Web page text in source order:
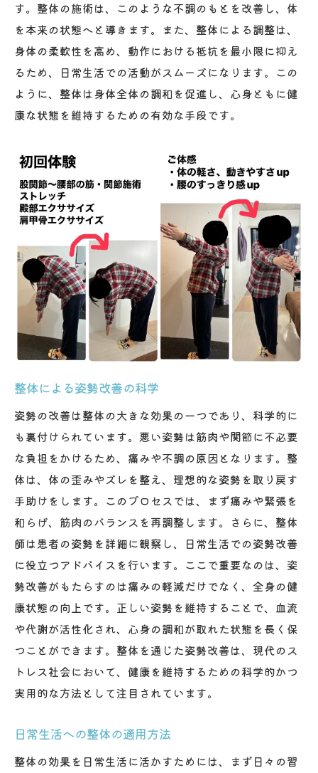
す。整体の施術は、このような不調のもとを改善し、体
を本来の状態へと導きます。また、整体による調整は、
身体の柔軟性を高め、動作における抵抗を最小限に抑え
るため、日常生活での活動がスムーズになります。この
ように、整体は身体全体の調和を促進し、心身ともに健
康な状態を維持するための有効な手段です。
整体による姿勢改善の科学
姿勢の改善は整体の大きな効果の一つであり、科学的に
も裏付けられています。悪い姿勢は筋肉や関節に不必要
な負担をかけるため、痛みや不調の原因となります。整
体は、体の歪みやズレを整え、理想的な姿勢を取り戻す
手助けをします。このプロセスでは、まず痛みや緊張を
和らげ、筋肉のバランスを再調整します。さらに、整体
師は患者の姿勢を詳細に観察し、日常生活での姿勢改善
に役立つアドバイスを行います。ここで重要なのは、姿
勢改善がもたらすのは痛みの軽減だけでなく、全身の健
康状態の向上です。正しい姿勢を維持することで、血流
や代謝が活性化され、心身の調和が取れた状態を長く保
つことができます。整体を通じた姿勢改善は、現代のス
トレス社会において、健康を維持するための科学的かつ
実用的な方法として注目されています。
日常生活への整体の適用方法
整体の効果を日常生活に活かすためには、まず日々の習